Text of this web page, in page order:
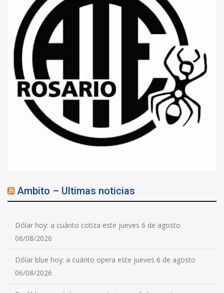
Ambito – Ultimas noticias
Dólar hoy: a cuánto cotiza este jueves 6 de agosto
06/08/2026
Dólar blue hoy: a cuánto opera este jueves 6 de agosto
06/08/2026